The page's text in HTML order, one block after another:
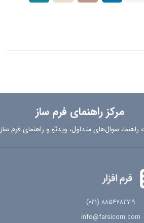
مرکز راهنمای فرم ساز
راهنما، سوال‌های متداول، ویدئو و راهنمای فرم ساز
88547827-9 (021)
info@farsicom.com